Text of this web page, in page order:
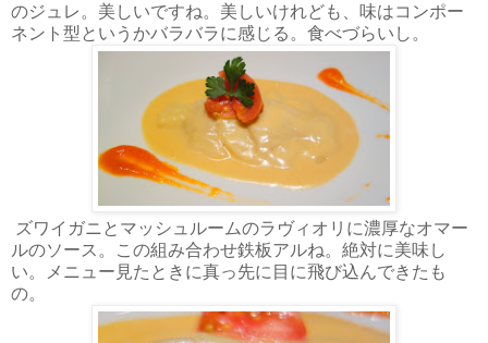
のジュレ。美しいですね。美しいけれども、味はコンポー
ネント型というかバラバラに感じる。食べづらいし。
ズワイガニとマッシュルームのラヴィオリに濃厚なオマー
ルのソース。この組み合わせ鉄板アルね。絶対に美味し
い。メニュー見たときに真っ先に目に飛び込んできたも
の。